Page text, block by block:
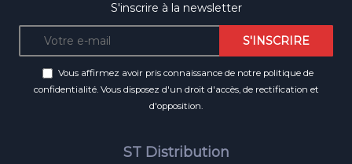
S'inscrire à la newsletter
Vous affirmez avoir pris connaissance de notre politique de
confidentialité. Vous disposez d'un droit d'accès, de rectification et
d'opposition.
ST Distribution